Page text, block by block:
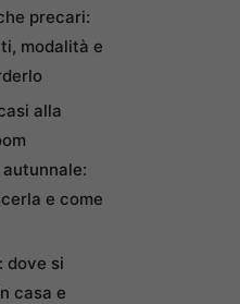
precari:
modalità e
alla
autunnale:
e come
dove si
casa e